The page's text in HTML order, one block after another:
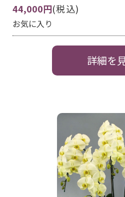
44,000円(税込)
お気に入り
詳細を